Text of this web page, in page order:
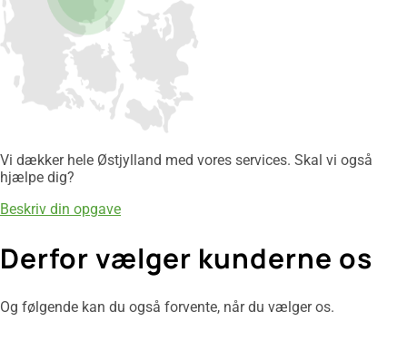
Vi dækker hele Østjylland med vores services. Skal vi også
hjælpe dig?
Beskriv din opgave
Derfor vælger kunderne os
Og følgende kan du også forvente, når du vælger os.